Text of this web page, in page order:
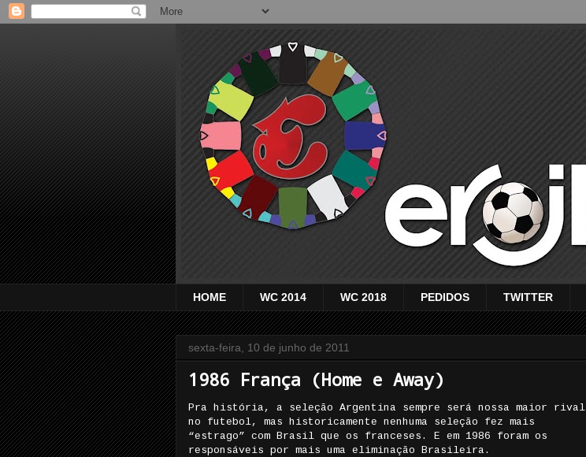
HOME WC 2014 WC 2018 PEDIDOS TWITTER
sexta-feira, 10 de junho de 2011
1986 França (Home e Away)
Pra história, a seleção Argentina sempre será nossa maior rival
no futebol, mas historicamente nenhuma seleção fez mais
“estrago” com Brasil que os franceses. E em 1986 foram os
responsáveis por mais uma eliminação Brasileira.